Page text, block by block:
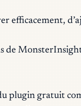
efficacement,
de
plugin gratuit